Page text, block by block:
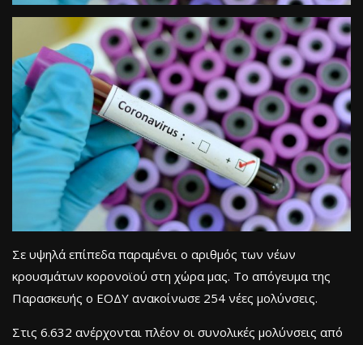
Σε υψηλά επίπεδα παραμένει ο αριθμός των νέων
κρουσμάτων κορονοϊού στη χώρα μας. Το απόγευμα της
Παρασκευής ο ΕΟΔΥ ανακοίνωσε 254 νέες μολύνσεις.
Στις 6.632 ανέρχονται πλέον οι συνολικές μολύνσεις από